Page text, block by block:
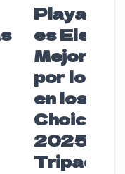
Playa del
es
Mejor
por los
en los
Choice
2025 de